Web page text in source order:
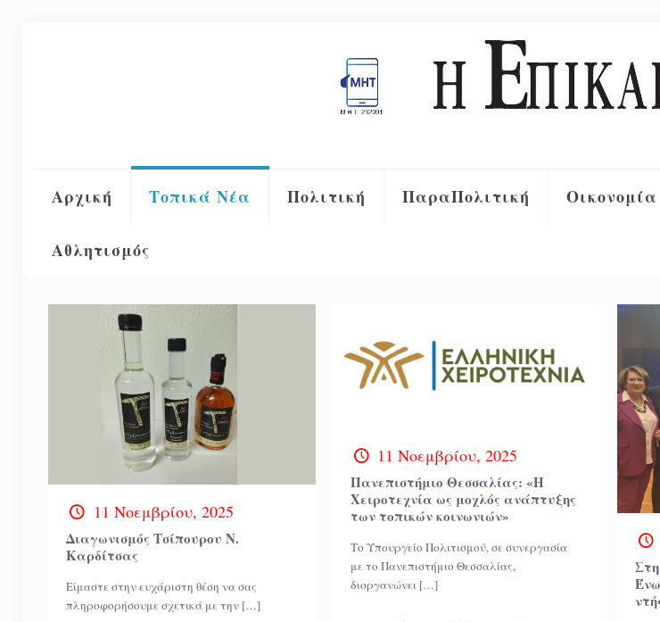
Αρχική Τοπικά Νέα Πολιτική ΠαραΠολιτική Οικονομία
Αθλητισμός
11 Νοεμβρίου, 2025
Διαγωνισμός Τσίπουρου Ν.
Καρδίτσας
Είμαστε στην ευχάριστη θέση να σας
πληροφορήσουμε σχετικά με την […]
11 Νοεμβρίου, 2025
Πανεπιστήμιο Θεσσαλίας: «Η
Χειροτεχνία ως μοχλός ανάπτυξης
των τοπικών κοινωνιών»
Το Υπουργείο Πολιτισμού, σε συνεργασία
με το Πανεπιστήμιο Θεσσαλίας,
διοργανώνει […]